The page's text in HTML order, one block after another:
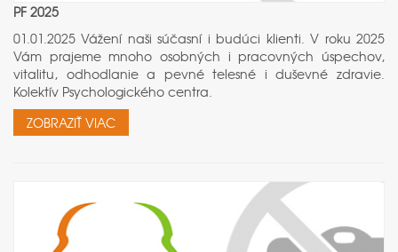
PF 2025
01.01.2025 Vážení naši súčasní i budúci klienti. V roku 2025
Vám prajeme mnoho osobných i pracovných úspechov,
vitalitu, odhodlanie a pevné telesné i duševné zdravie.
Kolektív Psychologického centra.
ZOBRAZIŤ VIAC